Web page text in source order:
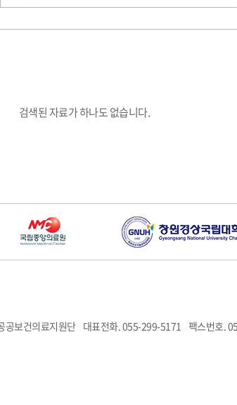
검색된 자료가 하나도 없습니다.
공보건의료지원단 대표전화. 055-299-5171 팩스번호.